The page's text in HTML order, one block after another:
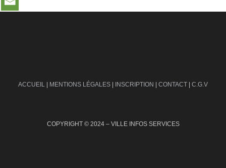
ACCUEIL | MENTIONS LÉGALES | INSCRIPTION | CONTACT | C.G.V
COPYRIGHT © 2024 – VILLE INFOS SERVICES